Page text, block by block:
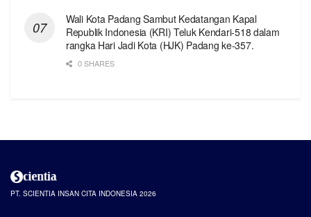
Wali Kota Padang Sambut Kedatangan Kapal
Republik Indonesia (KRI) Teluk Kendari-518 dalam
rangka Hari Jadi Kota (HJK) Padang ke-357.
0 SHARES
PT. SCIENTIA INSAN CITA INDONESIA 2026